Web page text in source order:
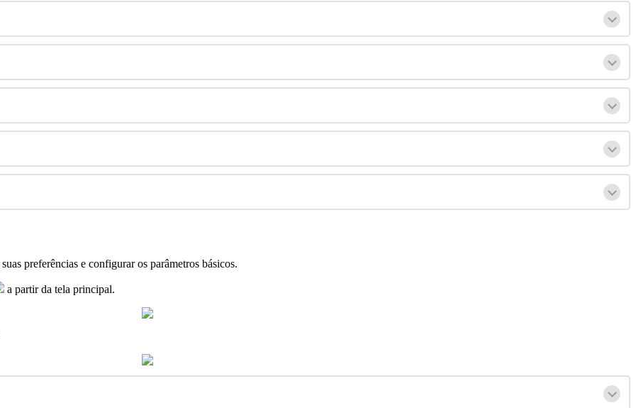
suas preferências e configurar os parâmetros básicos.
a partir da tela principal.